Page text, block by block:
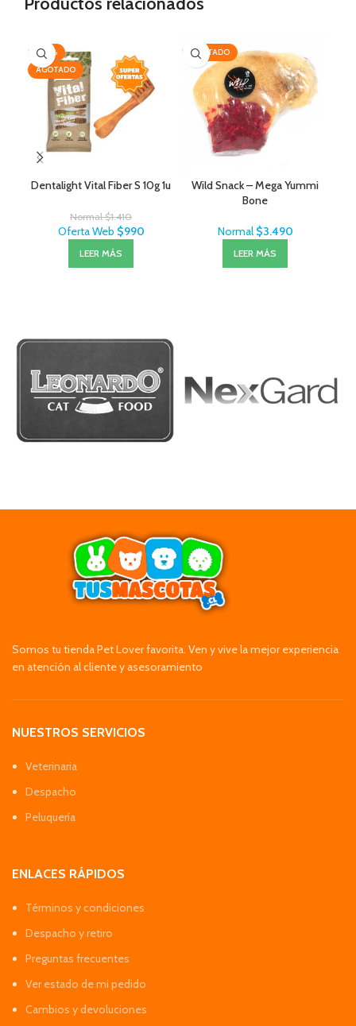
-30%
AGOTADO
Dentalight Vital Fiber S 10g 1u
Normal$1.410
Oferta Web $990
LEER MÁS
AGOTADO
Wild Snack – Mega Yummi
Bone
Normal $3.490
LEER MÁS
Somos tu tienda Pet Lover favorita. Ven y vive la mejor experiencia
en atención al cliente y asesoramiento
NUESTROS SERVICIOS
Veterinaria
Despacho
Peluquería
ENLACES RÁPIDOS
Términos y condiciones
Despacho y retiro
Preguntas frecuentes
Ver estado de mi pedido
Cambios y devoluciones